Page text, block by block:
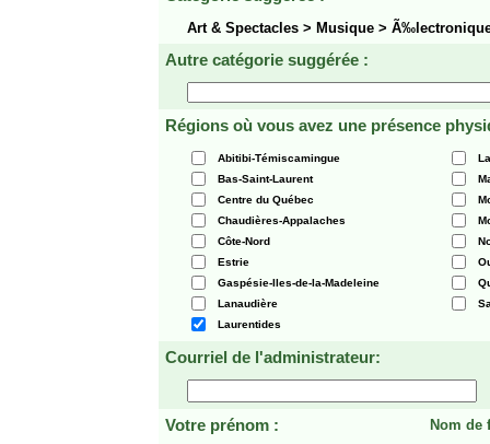
Art & Spectacles > Musique >
Autre catégorie suggérée :
Régions où vous avez une présence
Abitibi-Témiscamingue
Bas-Saint-Laurent
Centre du Québec
Chaudières-Appalaches
Côte-Nord
Estrie
Gaspésie-Iles-de-la-Madeleine
Lanaudière
Laurentides
Courriel de l'administrateur:
Votre prénom : Nom de